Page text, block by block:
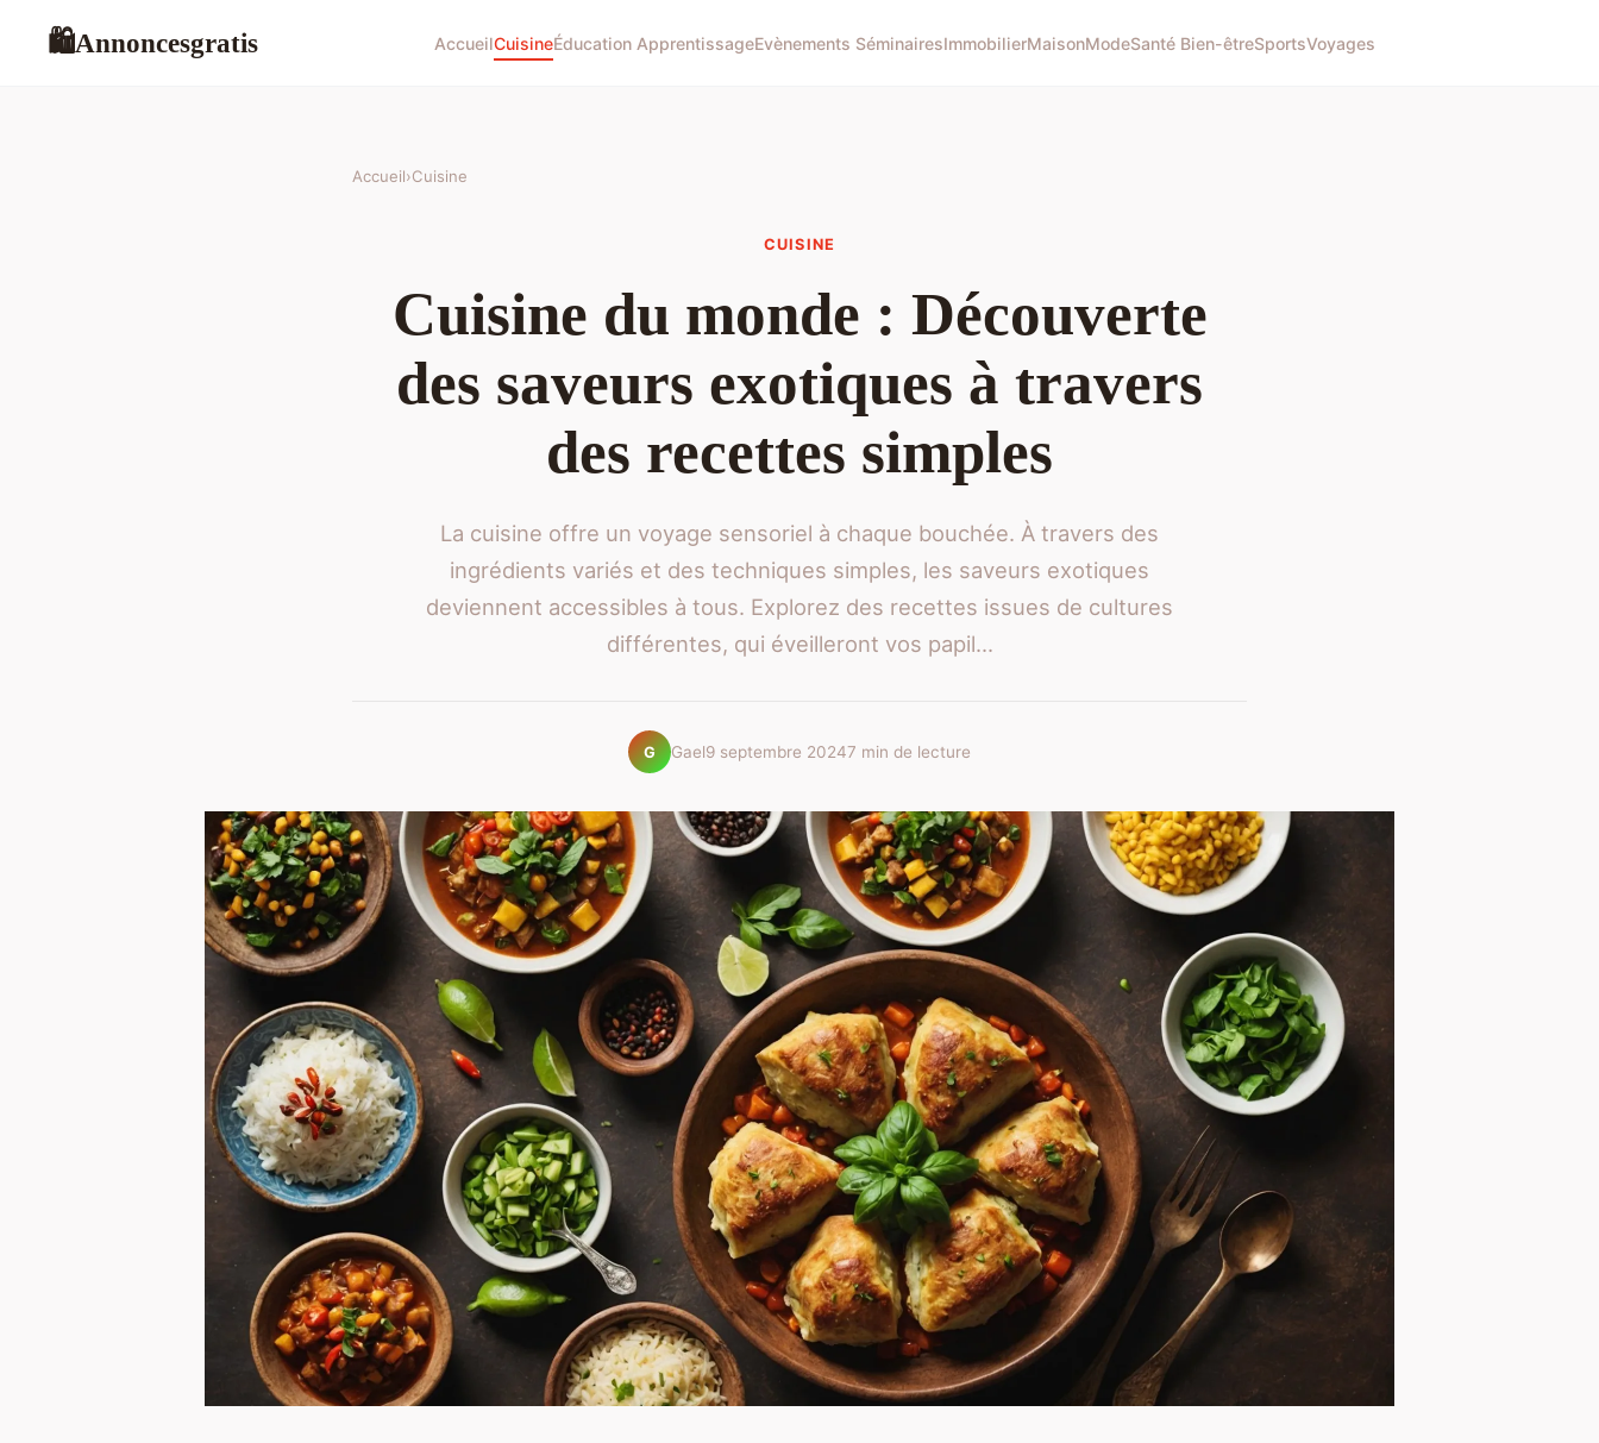
🛍Annoncesgratis AccueilCuisineÉducation ApprentissageEvènements SéminairesImmobilierMaisonModeSanté Bien-êtreSportsVoyages
Accueil›Cuisine
CUISINE
Cuisine du monde : Découverte
des saveurs exotiques à travers
des recettes simples
La cuisine offre un voyage sensoriel à chaque bouchée. À travers des
ingrédients variés et des techniques simples, les saveurs exotiques
deviennent accessibles à tous. Explorez des recettes issues de cultures
différentes, qui éveilleront vos papil...
G Gael9 septembre 20247 min de lecture